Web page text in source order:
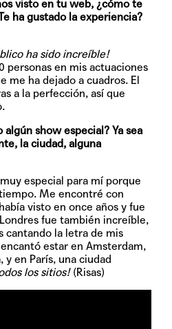
visto en tu web, ¿cómo te
ha gustado la experiencia?
ha sido increíble!
personas en mis actuaciones
me ha dejado a cuadros. El
a la perfección, así que
algún show especial? Ya sea
la ciudad, alguna
especial para mí porque
Me encontré con
visto en once años y fue
fue también increíble,
cantando la letra de mis
estar en Amsterdam,
y en París, una ciudad
los sitios!(Risas)